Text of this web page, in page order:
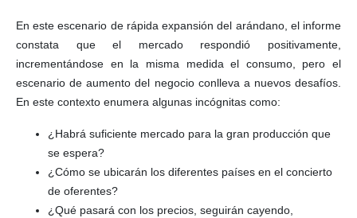
En este escenario de rápida expansión del arándano, el informe
constata que el mercado respondió positivamente,
incrementándose en la misma medida el consumo, pero el
escenario de aumento del negocio conlleva a nuevos desafíos.
En este contexto enumera algunas incógnitas como:
¿Habrá suficiente mercado para la gran producción que
se espera?
¿Cómo se ubicarán los diferentes países en el concierto
de oferentes?
¿Qué pasará con los precios, seguirán cayendo,